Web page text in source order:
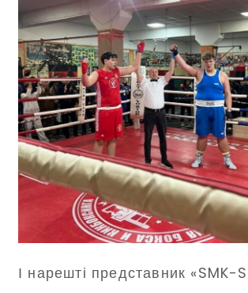
І нарешті представник «SMK-